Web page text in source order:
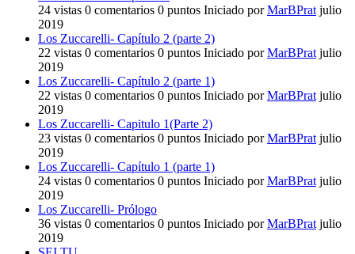
24 vistas 0 comentarios 0 puntos Iniciado porMarBPrat julio
2019
Los Zuccarelli- Capítulo 2 (parte 2)
22 vistas 0 comentarios 0 puntos Iniciado porMarBPrat julio
2019
Los Zuccarelli- Capítulo 2 (parte 1)
22 vistas 0 comentarios 0 puntos Iniciado porMarBPrat julio
2019
Los Zuccarelli- Capitulo 1(Parte 2)
23 vistas 0 comentarios 0 puntos Iniciado porMarBPrat julio
2019
Los Zuccarelli- Capítulo 1 (parte 1)
24 vistas 0 comentarios 0 puntos Iniciado porMarBPrat julio
2019
Los Zuccarelli- Prólogo
36 vistas 0 comentarios 0 puntos Iniciado porMarBPrat julio
2019